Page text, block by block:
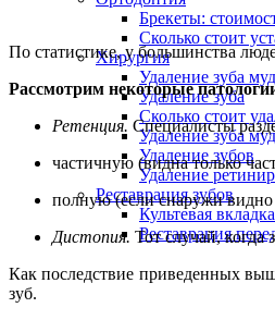
Брекеты:
Сколько стоит
Хирургия
Удаление зуба
Удаление зуба
Сколько стоит
Удаление зуба
Удаление зубов
Удаление
Реставрация зубов
Культевая
Реставрация
По статистике, у большинства
Рассмотрим некоторые
Ретенция. Специалисты
частичную (видна только
полную (если снаружи видно
Дистопия. Тот случай, когда
Как последствие приведенных
зуб.